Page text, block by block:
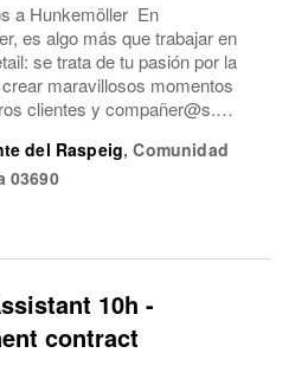
a Hunkemöller En
es algo más que trabajar en
se trata de tu pasión por la
maravillosos momentos
clientes y compañer@s.
el que todos se sienten
y se comparten...
del Raspeig,Comunidad
03690
10h -
contract